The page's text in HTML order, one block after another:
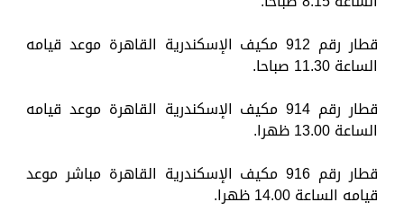
قطار رقم 912 مكيف الإسكندرية القاهرة موعد قيامه
الساعة 11.30 صباحا.
قطار رقم 914 مكيف الإسكندرية القاهرة موعد قيامه
الساعة 13.00 ظهرا.
قطار رقم 916 مكيف الإسكندرية القاهرة مباشر موعد
قيامه الساعة 14.00 ظهرا.